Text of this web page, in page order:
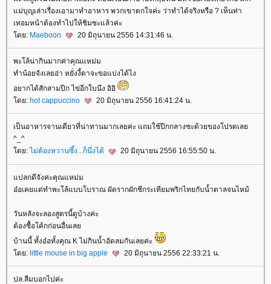
ม่บุญเล่าเรื่องเอามาทำอาหาร พวกเขาตกใจค่ะ ว่าทำได้จริงหรือ ? เห็นท่า
เทอมหน้าต้องทำไปให้ชิมซะแล้วค่ะ
ดย: Maeboon 20 มิถุนายน 2556 14:31:46 น.
พะโล้น่ากินมากค่าคุณแหม่ม
ทำน้อยจังเลยอ่า หยั่งงี้ตาจะขอแบ่งได้ไง
อยากได้สักสามปีก ไข่อีกใบนึง อิอิ
ดย: hot cappuccino 20 มิถุนายน 2556 16:41:24 น.
เป็นอาหารจานเดียวที่น่าทานมากเลยค่ะ แถมใช้ปีกกลางซะด้วยของโปรดเล
^_^
ดย: ไม่ต้องหวานซึ้ง...ก็นึ่งได้ 20 มิถุนายน 2556 16:55:50 น.
ปลกดีจังค่ะคุณแหม่ม
อ๋อเคยแต่ทำพะโล้แบบโบราณ ผัดรากผักชีกระเทียมพริกไทยกับน้ำตาลจนไหม้
วันหลังจะลองสูตรนี้ดูบ้างค่ะ
ต้องซื้อโค้กก่อนอื่นเล
บ้านนี้ ทั้งอ๋อทั้งคุณ K ไม่กินน้ำอัดลมกันเลยค่ะ
ดย: little mouse in big apple 20 มิถุนายน 2556 22:33:21 น.
ปล.ลืมบอกไปค่ะ